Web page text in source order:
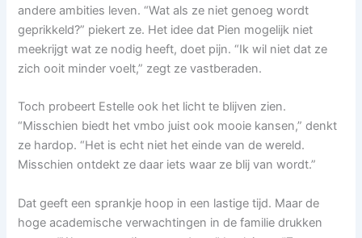
andere ambities leven. “Wat als ze niet genoeg wordt
geprikkeld?” piekert ze. Het idee dat Pien mogelijk niet
meekrijgt wat ze nodig heeft, doet pijn. “Ik wil niet dat ze
zich ooit minder voelt,” zegt ze vastberaden.
Toch probeert Estelle ook het licht te blijven zien.
“Misschien biedt het vmbo juist ook mooie kansen,” denkt
ze hardop. “Het is echt niet het einde van de wereld.
Misschien ontdekt ze daar iets waar ze blij van wordt.”
Dat geeft een sprankje hoop in een lastige tijd. Maar de
hoge academische verwachtingen in de familie drukken